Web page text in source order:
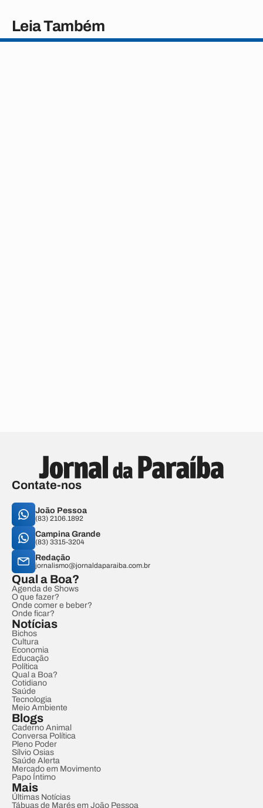
Leia Também
Contate-nos
João Pessoa
(83) 2106.1892
Campina Grande
(83) 3315-3204
Redação
jornalismo@jornaldaparaiba.com.br
Qual a Boa?
Agenda de Shows
O que fazer?
Onde comer e beber?
Onde ficar?
Notícias
Bichos
Cultura
Economia
Educação
Política
Qual a Boa?
Cotidiano
Saúde
Tecnologia
Meio Ambiente
Blogs
Caderno Animal
Conversa Política
Pleno Poder
Sílvio Osias
Saúde Alerta
Mercado em Movimento
Papo Íntimo
Mais
Últimas Notícias
Tábuas de Marés em João Pessoa